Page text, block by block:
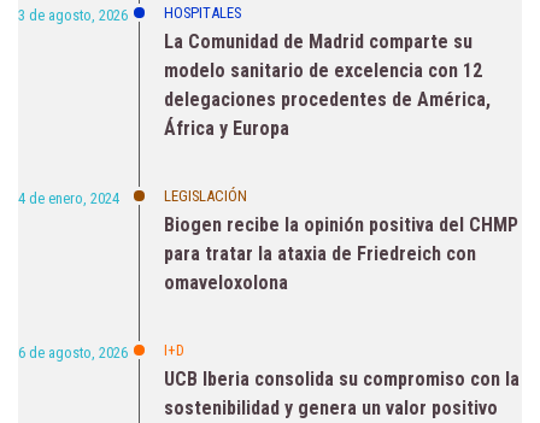
3 de agosto, 2026 HOSPITALES
La Comunidad de Madrid comparte su
modelo sanitario de excelencia con 12
delegaciones procedentes de América,
África y Europa
4 de enero, 2024 LEGISLACIÓN
Biogen recibe la opinión positiva del CHMP
para tratar la ataxia de Friedreich con
omaveloxolona
6 de agosto, 2026 I+D
UCB Iberia consolida su compromiso con la
sostenibilidad y genera un valor positivo